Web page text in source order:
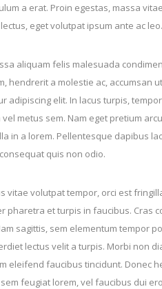
a erat. Proin egestas, massa
eget volutpat ipsum ante ac leo.
aliquam felis malesuada
hendrerit a molestie ac, accumsan
adipiscing elit. In lacus turpis,
vel metus sem. Nam eget pretium
in a lorem. Pellentesque dapibus
quis non odio.
vitae volutpat tempor, orci est
pharetra et turpis in faucibus. Cras
sagittis, sem elementum tempor
lectus velit a turpis. Morbi non
eleifend faucibus tincidunt. Donec
feugiat lorem, vel faucibus dui